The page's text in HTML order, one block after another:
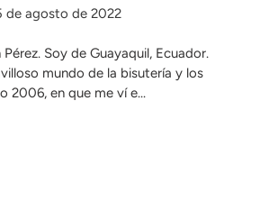
de agosto de 2022
Soy de Guayaquil, Ecuador.
mundo de la bisutería y los
2006, en que me ví e...